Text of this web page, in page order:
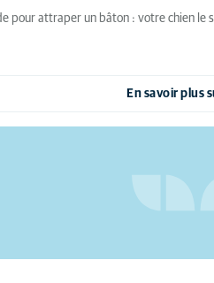
pour attraper un bâton : votre chien
En savoir plus